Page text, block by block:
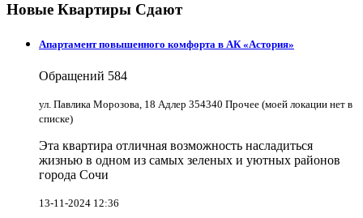
Новые Квартиры Сдают
Апартамент повышенного комфорта в АК «Астория»
Обращений 584
ул. Павлика Морозова, 18 Адлер 354340 Прочее (моей локации нет в
списке)
Эта квартира отличная возможность насладиться
жизнью в одном из самых зеленых и уютных районов
города Сочи
13-11-2024 12:36